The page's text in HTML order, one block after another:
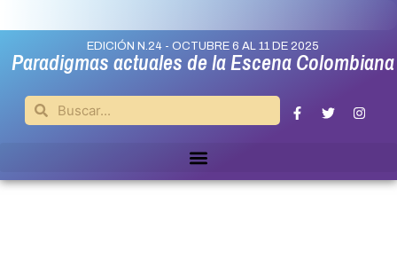
EDICIÓN N.24 - OCTUBRE 6 AL 11 DE 2025
Paradigmas actuales de la Escena Colombiana